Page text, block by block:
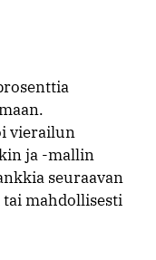
vierailun
ja -mallin
seuraavan
mahdollisesti